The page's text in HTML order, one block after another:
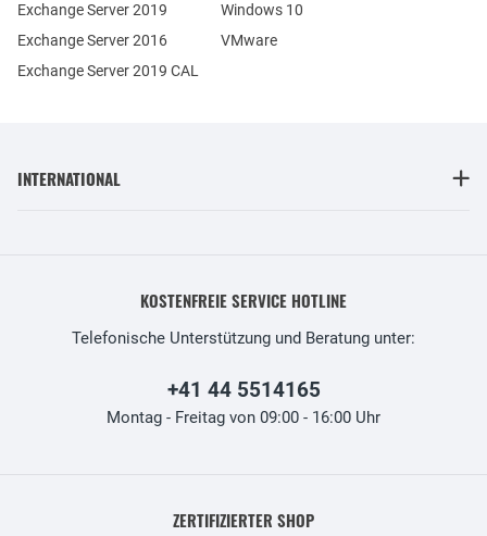
Exchange Server 2019
Exchange Server 2016
Exchange Server 2019 CAL
Windows 10
VMware
INTERNATIONAL
KOSTENFREIE SERVICE HOTLINE
Telefonische Unterstützung und Beratung unter:
+41 44 5514165
Montag - Freitag von 09:00 - 16:00 Uhr
ZERTIFIZIERTER SHOP